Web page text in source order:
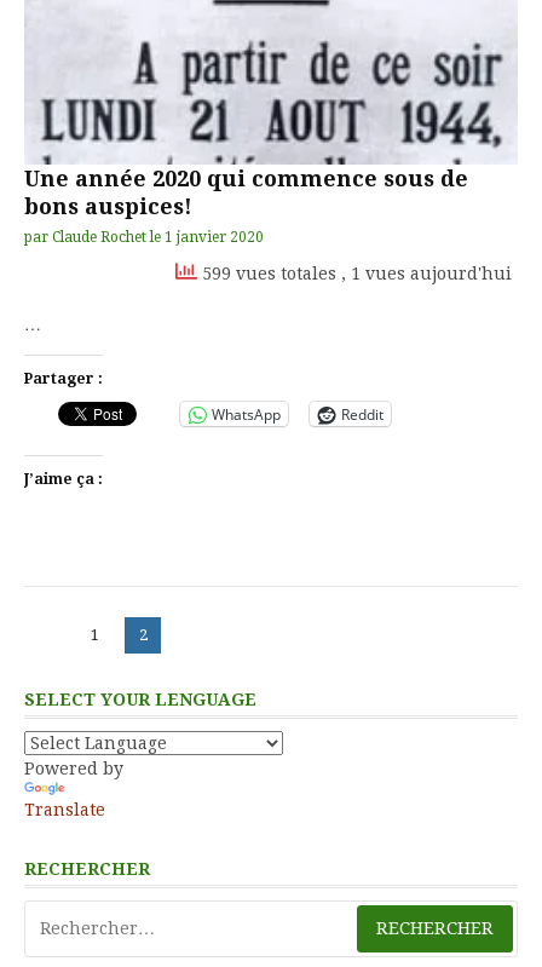
Une année 2020 qui commence sous de
bons auspices!
par Claude Rochet le 1 janvier 2020
599 vues totales , 1 vues aujourd'hui
…
Partager :
WhatsApp Reddit
J’aime ça :
Pagination
publications
Page
1 Page
2
SELECT YOUR LENGUAGE
Powered by
Translate
RECHERCHER